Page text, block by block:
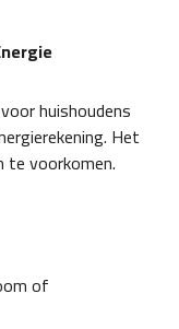
huishoudens
Het
te voorkomen.
of